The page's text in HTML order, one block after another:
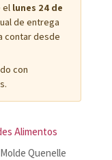
el lunes 24 de
de entrega
contar desde
con
Alimentos
Quenelle